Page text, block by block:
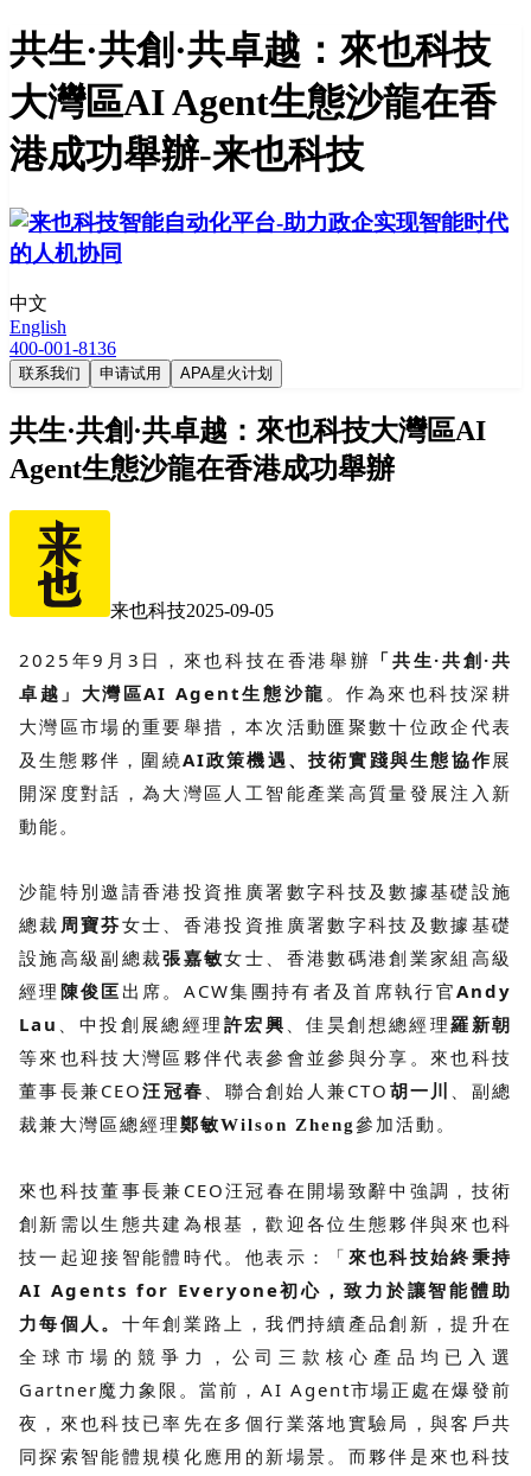
共生·共創·共卓越：來也科技
大灣區AI Agent生態沙龍在香
港成功舉辦-来也科技
中文
English
400-001-8136
联系我们 申请试用 APA星火计划
共生·共創·共卓越：來也科技大灣區AI
Agent生態沙龍在香港成功舉辦
来也科技2025-09-05
2025年9月3日，來也科技在香港舉辦 「共生·共創·共
卓越」大灣區AI Agent生態沙龍。作為來也科技深耕
大灣區市場的重要舉措，本次活動匯聚數十位政企代表
及生態夥伴，圍繞AI政策機遇、技術實踐與生態協作展
開深度對話，為大灣區人工智能產業高質量發展注入新
動能。
沙龍特別邀請香港投資推廣署數字科技及數據基礎設施
總裁 周寶芬女士、香港投資推廣署數字科技及數據基礎
設施高級副總裁張嘉敏女士、香港數碼港創業家組高級
經理 陳俊匡 出席。 ACW集團持有者及首席執行官Andy
Lau 、 中投創展總經理 許宏興 、佳昊創想總經理羅新朝
等來也科技大灣區夥伴代表參會並參與分享。來也科技
董事長兼CEO汪冠春 、聯合創始人兼CTO 胡一川 、副總
裁兼大灣區總經理鄭敏Wilson Zheng參加活動。
來也科技董事長兼CEO汪冠春在開場致辭中強調，技術
創新需以生態共建為根基，歡迎各位生態夥伴與來也科
技一起迎接智能體時代。他表示：「 來也科技始終秉持
AI Agents for Everyone初心，致力於讓智能體助
力每個人。 十年創業路上，我們持續產品創新，提升在
全球市場的競爭力，公司三款核心產品均已入選
Gartner魔力象限。當前，AI Agent市場正處在爆發前
夜，來也科技已率先在多個行業落地實驗局，與客戶共
同探索智能體規模化應用的新場景。而夥伴是來也科技